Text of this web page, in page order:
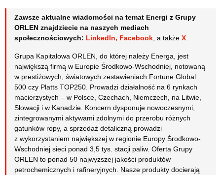
Zawsze aktualne wiadomości na temat Energi z Grupy
ORLEN znajdziecie na naszych mediach
społecznościowych: LinkedIn, Facebook, a także X.
Grupa Kapitałowa ORLEN, do której należy Energa, jest
największą firmą w Europie Środkowo-Wschodniej, notowaną
w prestiżowych, światowych zestawieniach Fortune Global
500 czy Platts TOP250. Prowadzi działalność na 6 rynkach
macierzystych – w Polsce, Czechach, Niemczech, na Litwie,
Słowacji i w Kanadzie. Koncern dysponuje nowoczesnymi,
zintegrowanymi aktywami zdolnymi do przerobu różnych
gatunków ropy, a sprzedaż detaliczną prowadzi
z wykorzystaniem największej w regionie Europy Środkowo-
Wschodniej sieci ponad 3,5 tys. stacji paliw. Oferta Grupy
ORLEN to ponad 50 najwyższej jakości produktów
petrochemicznych i rafineryjnych. Nasze produkty docierają